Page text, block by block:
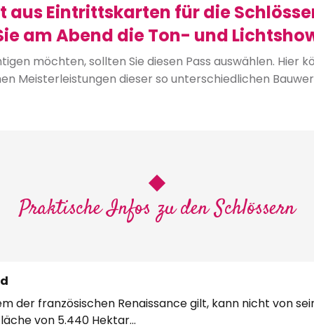
aus Eintrittskarten für die
am Abend die Ton- und
möchten, sollten Sie diesen Pass auswählen. Hier
Meisterleistungen dieser so unterschiedlichen
Praktische Infos zu den Schlössern
der französischen Renaissance gilt, kann nicht von
von 5.440 Hektar...